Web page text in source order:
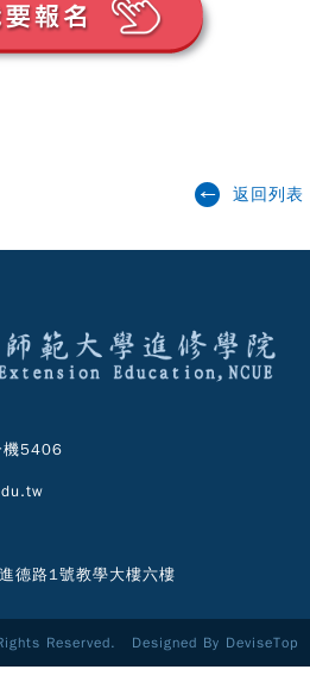
返回列表
5406
德路1號教學大樓六樓
Reserved. Designed By DeviseTop